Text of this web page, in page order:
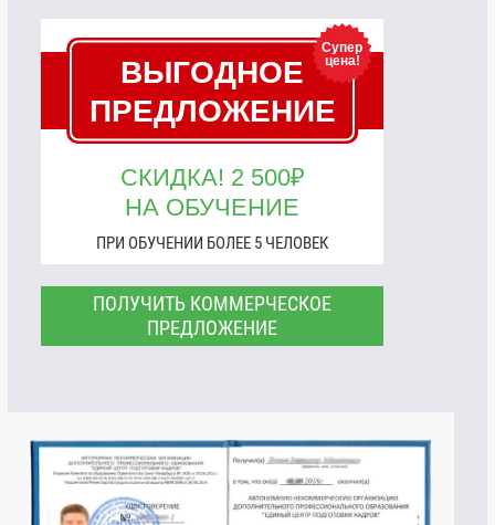
Супер
цена!
ВЫГОДНОЕ
ПРЕДЛОЖЕНИЕ
СКИДКА! 2 500₽
НА ОБУЧЕНИЕ
ПРИ ОБУЧЕНИИ БОЛЕЕ 5 ЧЕЛОВЕК
ПОЛУЧИТЬ КОММЕРЧЕСКОЕ
ПРЕДЛОЖЕНИЕ